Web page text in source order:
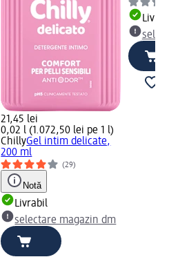
21,45 lei
0,02 l (1.072,50 lei pe 1 l)
ChillyGel intim delicate,
200 ml
(29)
Notă
Livrabil
selectare magazin dm